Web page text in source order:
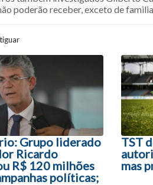
poderão receber, exceto de
posts
Grupo liderado
Ricardo
R$ 120 milhões
políticas;
TST
mas